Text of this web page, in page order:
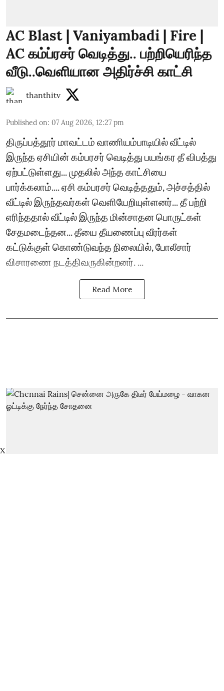
AC Blast | Vaniyambadi | Fire |
AC கம்ப்ரசர் வெடித்து.. பற்றியெரிந்த
வீடு..வெளியான அதிர்ச்சி காட்சி
thanthitv
Published on: 07 Aug 2026, 12:27 pm
திருப்பத்தூர் மாவட்டம் வாணியம்பாடியில் வீட்டில்
இருந்த ஏசியின் கம்பரசர் வெடித்து பயங்கர தீ விபத்து
ஏற்பட்டுள்ளது... முதலில் அந்த காட்சியை
பார்க்கலாம்.... ஏசி கம்பரசர் வெடித்ததும், அச்சத்தில்
வீட்டில் இருந்தவர்கள் வெளியேறியுள்ளனர்... தீ பற்றி
எரிந்ததால் வீட்டில் இருந்த மின்சாதன பொருட்கள்
சேதமடைந்தன... தீயை தீயணைப்பு வீரர்கள்
கட்டுக்குள் கொண்டுவந்த நிலையில், போலீசார்
விசாரணை நடத்திவருகின்றனர். ...
Read More
X